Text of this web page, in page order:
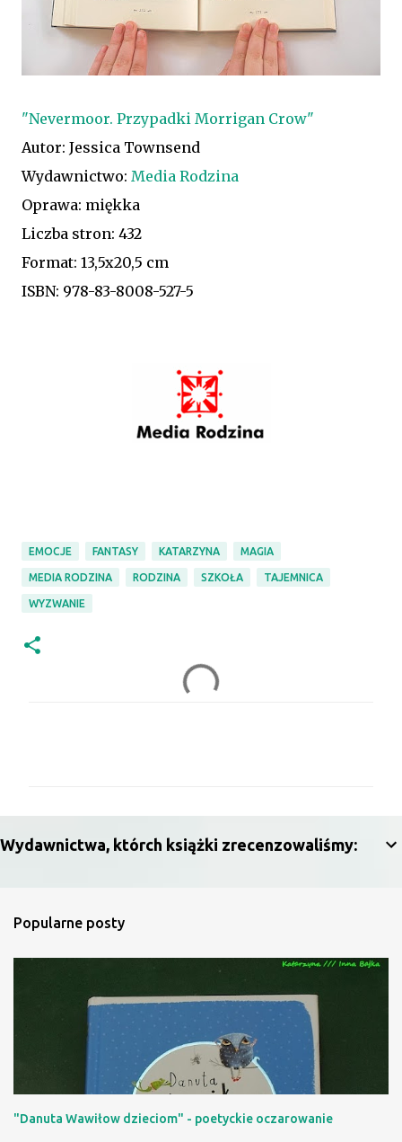
"Nevermoor. Przypadki Morrigan Crow"
Autor: Jessica Townsend
Wydawnictwo: Media Rodzina
Oprawa: miękka
Liczba stron: 432
Format: 13,5x20,5 cm
ISBN: 978-83-8008-527-5
EMOCJE FANTASY KATARZYNA MAGIA
MEDIA RODZINA RODZINA SZKOŁA TAJEMNICA
WYZWANIE
t
z
e
Wydawnictwa, którch książki zrecenzowaliśmy:
Popularne posty
"Danuta Wawiłow dzieciom" - poetyckie oczarowanie